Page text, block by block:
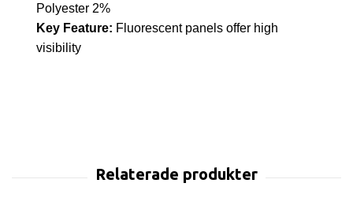
Polyester 2%
Key Feature: Fluorescent panels offer high
visibility